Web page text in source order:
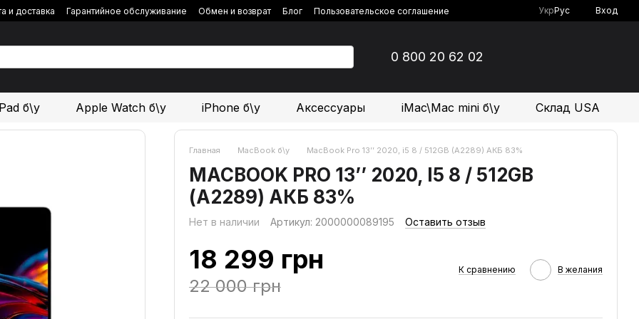
и доставка Гарантийное обслуживание Обмен и возврат Блог
Пользовательское соглашение
УкрРус Вход
0 800 20 62 02
б\у Apple Watch б\у iPhone б\у Аксессуары iMac\Mac mini б\у Склад USA
Главная MacBook б\у MacBook Pro 13’’ 2020, i5 8 / 512GB (А2289) АКБ 83%
MACBOOK PRO 13’’ 2020, I5 8 / 512GB
(А2289) АКБ 83%
Нет в наличии Артикул: 2000000089195 Оставить отзыв
18 299 грн
22 000 грн
К сравнению В желания